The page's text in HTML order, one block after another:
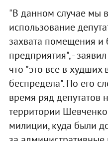
"В данном случае мы
использование
захвата помещения
предприятия", -
что "это все в худших
беспредела". По его
время ряд депутатов
территории
милиции, куда были